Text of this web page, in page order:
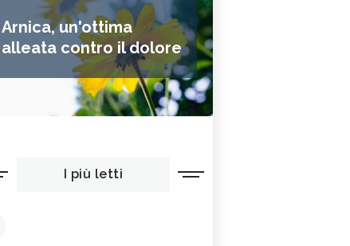
Arnica, un'ottima
alleata contro il dolore
I più letti